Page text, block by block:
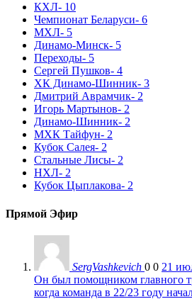
КХЛ- 10
Чемпионат Беларуси- 6
МХЛ- 5
Динамо-Минск- 5
Переходы- 5
Сергей Пушков- 4
ХК Динамо-Шинник- 3
Дмитрий Аврамчик- 2
Игорь Мартынов- 2
Динамо-Шинник- 2
МХК Тайфун- 2
Кубок Салея- 2
Стальные Лисы- 2
НХЛ- 2
Кубок Цыплакова- 2
Прямой Эфир
SergVashkevich 0 0 21
Он был помощником главного
когда команда в 22/23 году